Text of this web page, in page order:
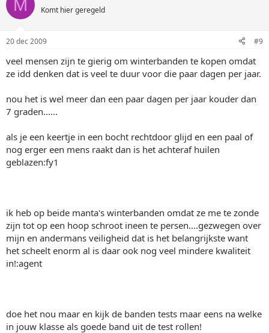
M Komt hier geregeld
20 dec 2009 #9
veel mensen zijn te gierig om winterbanden te kopen omdat
ze idd denken dat is veel te duur voor die paar dagen per jaar.
nou het is wel meer dan een paar dagen per jaar kouder dan
7 graden......
als je een keertje in een bocht rechtdoor glijd en een paal of
nog erger een mens raakt dan is het achteraf huilen
geblazen:fy1
ik heb op beide manta's winterbanden omdat ze me te zonde
zijn tot op een hoop schroot ineen te persen....gezwegen over
mijn en andermans veiligheid dat is het belangrijkste want
het scheelt enorm al is daar ook nog veel mindere kwaliteit
in!:agent
doe het nou maar en kijk de banden tests maar eens na welke
in jouw klasse als goede band uit de test rollen!